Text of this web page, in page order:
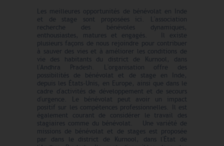
Les meilleures opportunités de bénévolat en Inde
et de stage sont proposées ici. L'association
recherche des bénévoles dynamiques,
enthousiastes, matures et engagés. Il existe
plusieurs façons de nous rejoindre pour contribuer
à sauver des vies et à améliorer les conditions de
vie des habitants du district de Kurnool, dans
l'Andhra Pradesh. L'organisation offre des
possibilités de bénévolat et de stage en Inde,
depuis les États-Unis, en Europe, ainsi que dans le
cadre d'activités de développement et de secours
d'urgence. Le bénévolat peut avoir un impact
positif sur les compétences professionnelles. Il est
également courant de considérer le travail des
stagiaires comme du bénévolat. Une variété de
missions de bénévolat et de stages est proposée
par dans le district de Kurnool, dans l'État de